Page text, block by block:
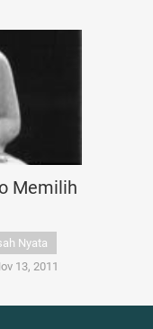
Memilih
Nyata
13, 2011